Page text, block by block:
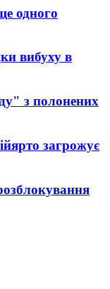
одного
вибуху в
з полонених
загрожує